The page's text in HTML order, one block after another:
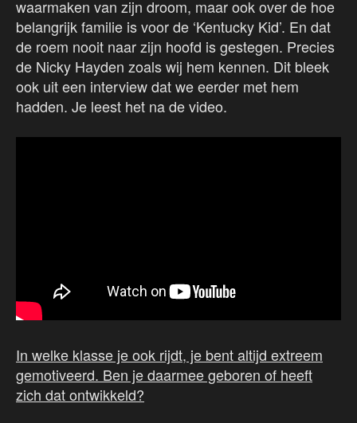
waarmaken van zijn droom, maar ook over de hoe
belangrijk familie is voor de ‘Kentucky Kid’. En dat
de roem nooit naar zijn hoofd is gestegen. Precies
de Nicky Hayden zoals wij hem kennen. Dit bleek
ook uit een interview dat we eerder met hem
hadden. Je leest het na de video.
In welke klasse je ook rijdt, je bent altijd extreem
gemotiveerd. Ben je daarmee geboren of heeft
zich dat ontwikkeld?